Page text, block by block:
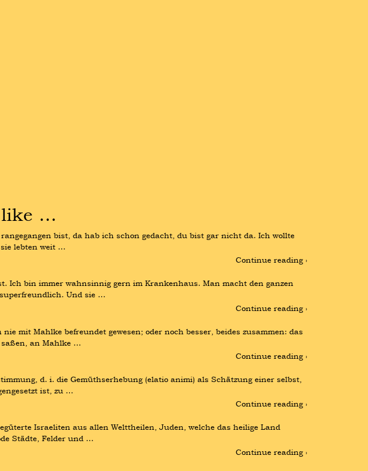
like …
bist, da hab ich schon gedacht, du bist gar nicht da. Ich wollte
lebten weit …
Continue reading ›
Ich bin immer wahnsinnig gern im Krankenhaus. Man macht den ganzen
Und sie …
Continue reading ›
mit Mahlke befreundet gewesen; oder noch besser, beides zusammen: das
an Mahlke …
Continue reading ›
d. i. die Gemüthserhebung (elatio animi) als Schätzung einer selbst,
ist, zu …
Continue reading ›
Israeliten aus allen Welttheilen, Juden, welche das heilige Land
Städte, Felder und …
Continue reading ›